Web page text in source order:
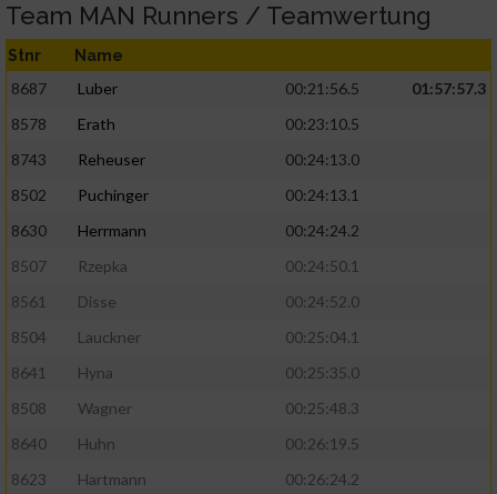
Team MAN Runners / Teamwertung
Stnr Name
8687 Luber 00:21:56.5
01:57:57.3
8578
Erath
00:23:10.5
8743
Reheuser
00:24:13.0
8502
Puchinger
00:24:13.1
8630
Herrmann
00:24:24.2
8507
Rzepka
00:24:50.1
8561
Disse
00:24:52.0
8504
Lauckner
00:25:04.1
8641
Hyna
00:25:35.0
8508
Wagner
00:25:48.3
8640
Huhn
00:26:19.5
8623
Hartmann
00:26:24.2